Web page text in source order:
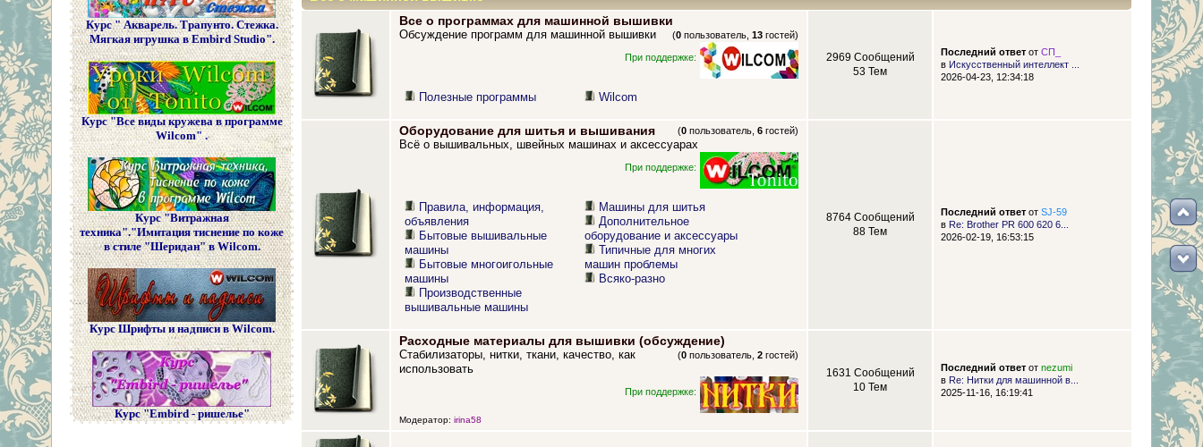
Курс " Акварель. Трапунто. Стежка.
Мягкая игрушка в Embird Studio".
Курс "Все виды кружева в программе
Wilcom" .
Курс "Витражная
техника"."Имитация тиснение по коже
в стиле "Шеридан" в Wilcom.
Курс Шрифты и надписи в Wilcom.
Курс "Embird - ришелье"
Все о программах для машинной вышивки
(0 пользователь,13 гостей)
Обсуждение программ для машинной вышивки
При поддержке:
Полезные программы Wilcom
2969 Сообщений
53 Тем
Последний ответот СП_
в Искусственный интеллект ...
2026-04-23, 12:34:18
Оборудование для шитья и вышивания (0 пользователь,6 гостей)
Всё о вышивальных, швейных машинах и аксессуарах
При поддержке:
Правила, информация,
объявления
Бытовые вышивальные
машины
Бытовые многоигольные
машины
Производственные
вышивальные машины
Машины для шитья
Дополнительное
оборудование и аксессуары
Типичные для многих
машин проблемы
Всяко-разно
8764 Сообщений
88 Тем
Последний ответот SJ-59
в Re: Brother PR 600 620 6...
2026-02-19, 16:53:15
Расходные материалы для вышивки (обсуждение)
(0 пользователь,2 гостей)
Стабилизаторы, нитки, ткани, качество, как
использовать
При поддержке:
Модератор: irina58
1631 Сообщений
10 Тем
Последний ответот nezumi
в Re: Нитки для машинной в...
2025-11-16, 16:19:41